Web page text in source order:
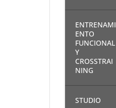
ENTRENAMI
ENTO
FUNCIONAL
Y
CROSSTRAI
NING
STUDIO